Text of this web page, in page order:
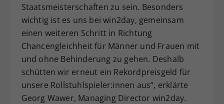
Staatsmeisterschaften zu sein. Besonders
wichtig ist es uns bei win2day, gemeinsam
einen weiteren Schritt in Richtung
Chancengleichheit für Männer und Frauen mit
und ohne Behinderung zu gehen. Deshalb
schütten wir erneut ein Rekordpreisgeld für
unsere Rollstuhlspieler:innen aus“, erklärte
Georg Wawer, Managing Director win2day.